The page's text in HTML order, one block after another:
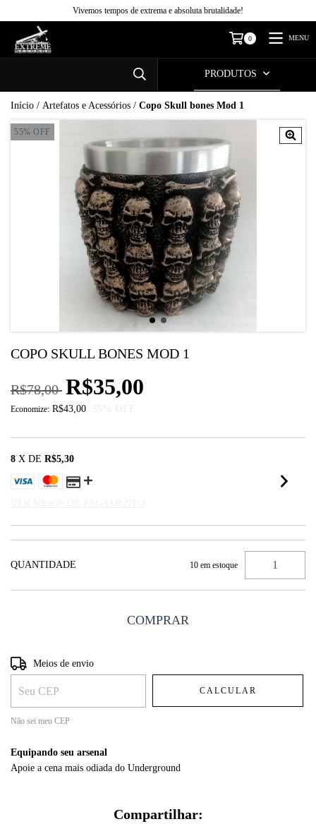
Vivemos tempos de extrema e absoluta brutalidade!
0 MENU
PRODUTOS
Início / Artefatos e Acessórios / Copo Skull bones Mod 1
55% OFF
COPO SKULL BONES MOD 1
R$78,00 R$35,00
Economize: R$43,00
8 X DE R$5,30
QUANTIDADE 10 em estoque
Entregas para o CEP:
Meios de envio
CALCULAR
Não sei meu CEP
Equipando seu arsenal
Apoie a cena mais odiada do Underground
Compartilhar: